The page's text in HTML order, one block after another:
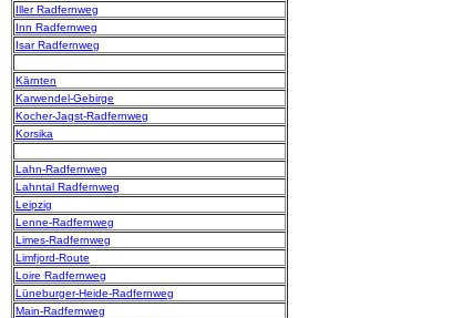
Iller Radfernweg
Inn Radfernweg
Isar Radfernweg
Kärnten
Karwendel-Gebirge
Kocher-Jagst-Radfernweg
Korsika
Lahn-Radfernweg
Lahntal Radfernweg
Leipzig
Lenne-Radfernweg
Limes-Radfernweg
Limfjord-Route
Loire Radfernweg
Lüneburger-Heide-Radfernweg
Main-Radfernweg